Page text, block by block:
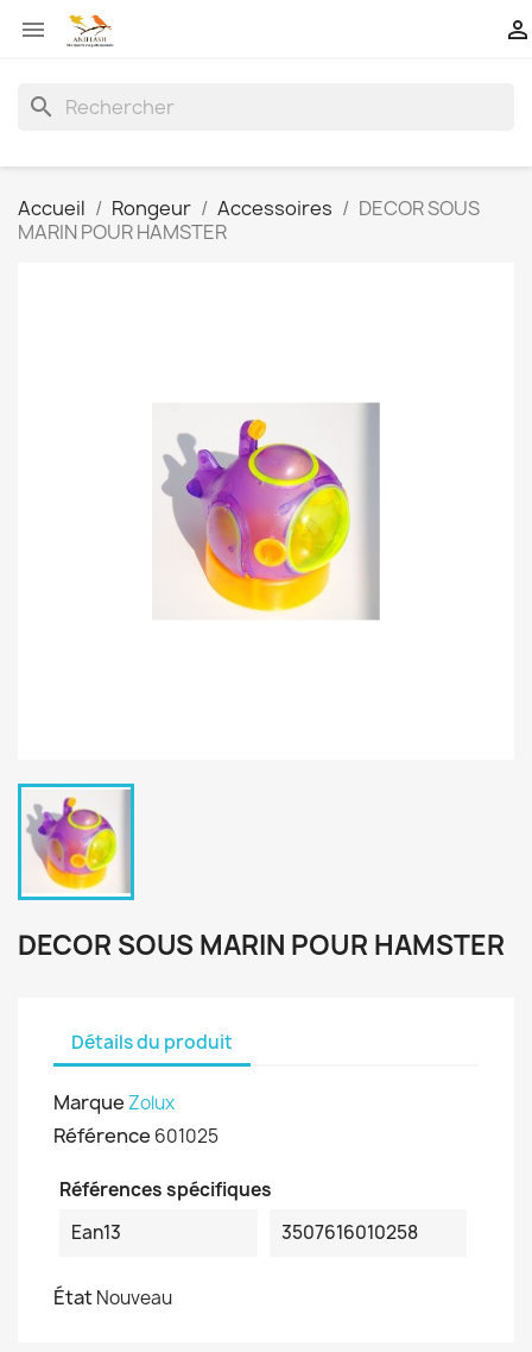
 
search
Accueil Rongeur Accessoires
DECOR SOUS
MARIN POUR HAMSTER
DECOR SOUS MARIN POUR HAMSTER
Détails du produit
Marque Zolux
Référence 601025
Références spécifiques
Ean13
3507616010258
ÉtatNouveau